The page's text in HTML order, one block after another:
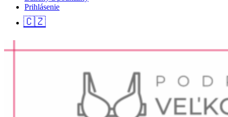
Prihlásenie
🇨🇿